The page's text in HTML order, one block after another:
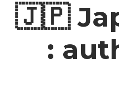
🇯🇵
: